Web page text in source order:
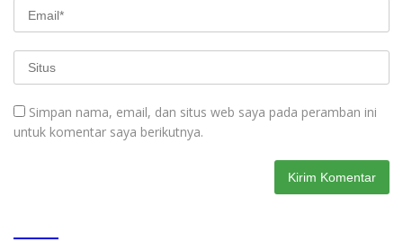
Simpan nama, email, dan situs web saya pada peramban ini
untuk komentar saya berikutnya.